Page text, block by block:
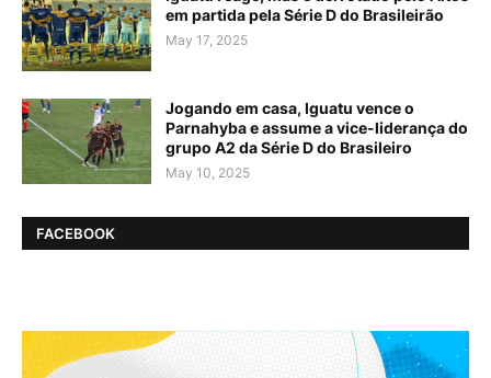
em partida pela Série D do Brasileirão
May 17, 2025
Jogando em casa, Iguatu vence o
Parnahyba e assume a vice-liderança do
grupo A2 da Série D do Brasileiro
May 10, 2025
FACEBOOK